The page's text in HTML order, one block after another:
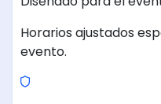
Horarios ajustados
evento.